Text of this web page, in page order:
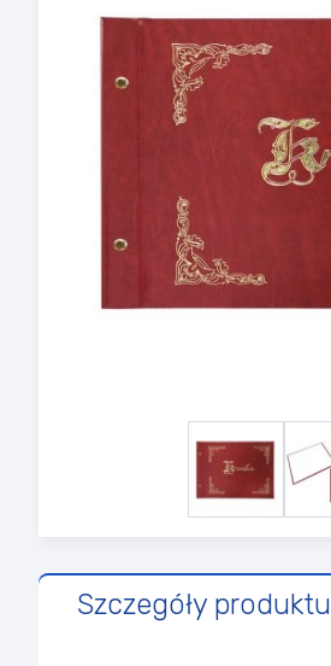
Szczegóły produktu